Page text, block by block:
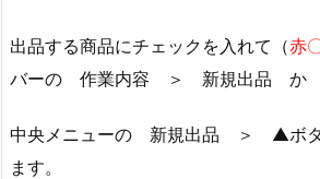
出品する商品にチェックを入れて（赤
バーの 作業内容 ＞ 新規出品 か
中央メニューの 新規出品 ＞ ▲ボ
ます。